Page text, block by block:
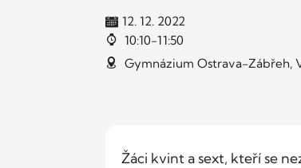
12. 12. 2022
10:10-11:50
Gymnázium Ostrava-Zábřeh,
Žáci kvint a sext, kteří se